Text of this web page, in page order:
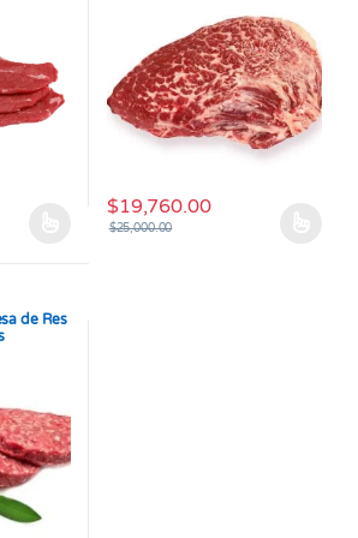
múltiples variantes. Las opciones se
$19,760.00
$25,000.00
Este producto tiene múltiples
de Res